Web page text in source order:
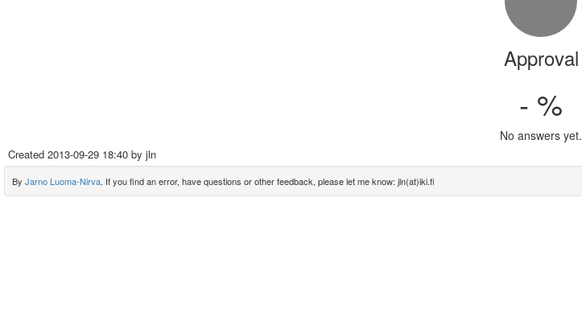
Approval
- %
No answers yet.
Created 2013-09-29 18:40 by jln
By Jarno Luoma-Nirva. If you find an error, have questions or other feedback, please let me know: jln(at)iki.fi